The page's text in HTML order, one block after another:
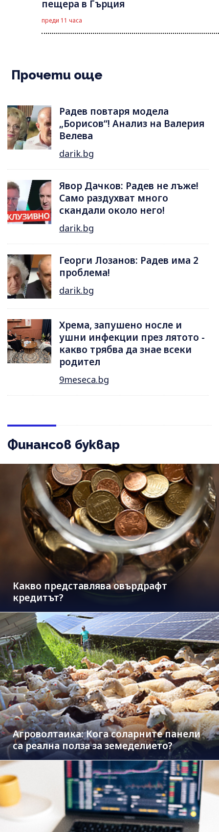
пещера в Гърция
преди 11 часа
Прочети още
Радев повтаря модела
„Борисов“! Анализ на Валерия
Велева
darik.bg
Явор Дачков: Радев не лъже!
Само раздухват много
скандали около него!
darik.bg
Георги Лозанов: Радев има 2
проблема!
darik.bg
Хрема, запушено носле и
ушни инфекции през лятотo -
какво трябва да знае всеки
родител
9meseca.bg
Финансов буквар
Какво представлява овърдрафт
кредитът?
Агроволтаика: Кога соларните панели
са реална полза за земеделието?